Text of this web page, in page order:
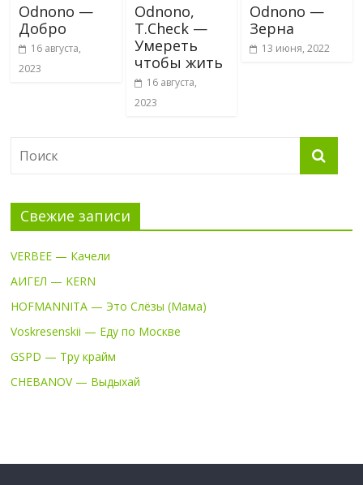
Odnono —
Добро
16 августа,
2023
Odnono,
T.Check —
Умереть
чтобы жить
16 августа,
2023
Odnono —
Зерна
13 июня, 2022
Свежие записи
VERBEE — Качели
АИГЕЛ — KERN
HOFMANNITA — Это Слёзы (Мама)
Voskresenskii — Еду по Москве
GSPD — Тру крайм
CHEBANOV — Выдыхай